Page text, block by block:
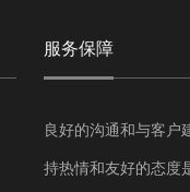
服务保障
良好的沟通和与客户
持热情和友好的态度